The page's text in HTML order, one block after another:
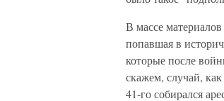
В массе
попавшая в
которые после
скажем, случай,
41-го собирался